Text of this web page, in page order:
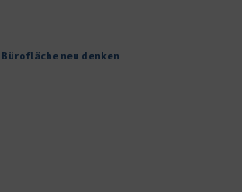
Bürofläche neu denken